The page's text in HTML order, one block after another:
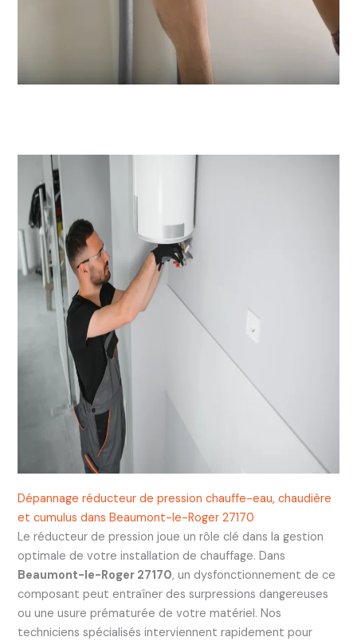
Dépannage réducteur de pression chauffe-eau, chaudière
et cumulus dans Beaumont-le-Roger 27170
Le réducteur de pression joue un rôle clé dans la gestion
optimale de votre installation de chauffage. Dans
Beaumont-le-Roger 27170, un dysfonctionnement de ce
composant peut entraîner des surpressions dangereuses
ou une usure prématurée de votre matériel. Nos
techniciens spécialisés interviennent rapidement pour